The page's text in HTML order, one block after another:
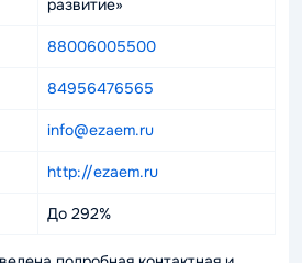
развитие»
88006005500
84956476565
info@ezaem.ru
http://ezaem.ru
До 292%